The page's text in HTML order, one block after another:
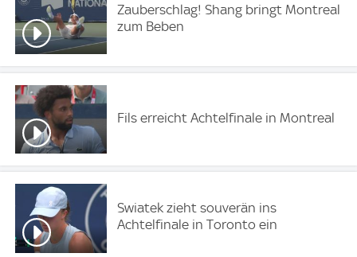
Zauberschlag! Shang bringt Montreal
zum Beben
Fils erreicht Achtelfinale in Montreal
Swiatek zieht souverän ins
Achtelfinale in Toronto ein